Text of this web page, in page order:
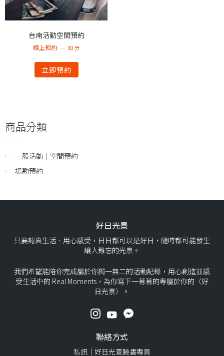
台南活動空間預約
線上預約 30 分
立即預約
商品分類
一般活動｜空間預約
場勘預約
好日光景
只要認真生活、用心感受，日日都可以是好日，隨時都可能發生
讓人難忘的光景。
我們希望能陪你完成屬於你獨一無二的活動記錄，用心創造並感
受生活中的 Real Moments，為你寫下一幕幕的專屬於你的〈好
日光景〉。
聯絡方式
私訊｜好日光景臉書專頁